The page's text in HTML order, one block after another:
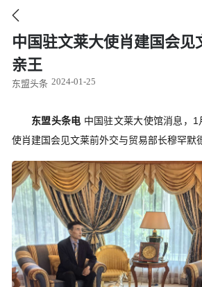

中国驻文莱大使肖建国会见
亲王
东盟头条 2024-01-25
东盟头条电 中国驻文莱大使馆消息，1
使肖建国会见文莱前外交与贸易部长穆罕默